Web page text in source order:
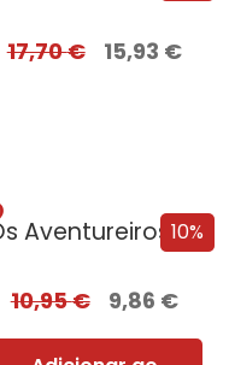
17,70€ 15,93 €
10%
Os Aventureiros e os Caçadores de Relíquias
10,95€ 9,86 €